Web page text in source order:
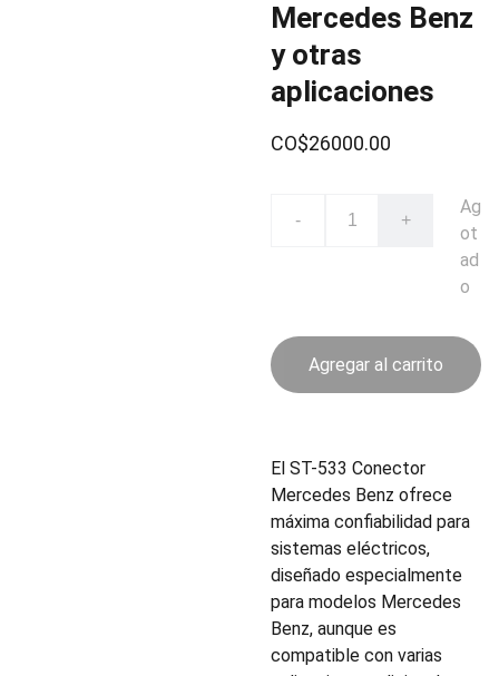
Mercedes Benz
y otras
aplicaciones
CO$26000.00
- +
Ag
ot
ad
o
Agregar al carrito
El ST-533 Conector
Mercedes Benz ofrece
máxima confiabilidad para
sistemas eléctricos,
diseñado especialmente
para modelos Mercedes
Benz, aunque es
compatible con varias